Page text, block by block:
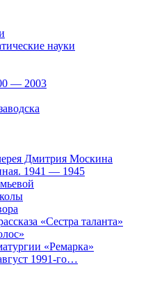
науки
— 2003
Дмитрия Москина
1941 — 1945
«Сестра таланта»
«Ремарка»
1991-го…